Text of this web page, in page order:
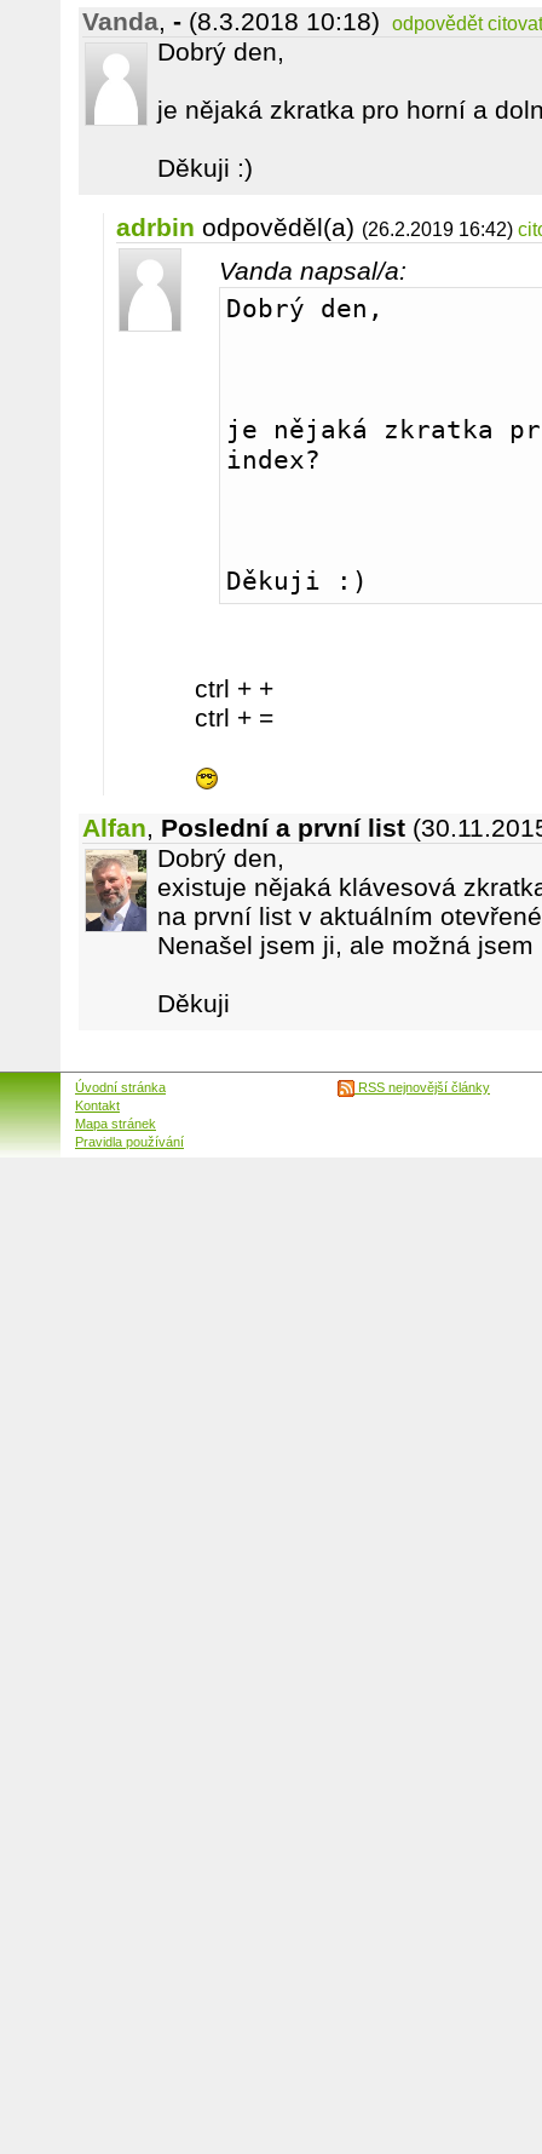
Vanda, - (8.3.2018 10:18) odpovědět citovat
Dobrý den,
je nějaká zkratka pro horní a
Děkuji :)
adrbin odpověděl(a) (26.2.2019 16:42)
Vanda napsal/a:
Dobrý den,
je nějaká zkratka
index?
Děkuji :)
ctrl + +
ctrl + =
Alfan, Poslední a první list
Dobrý den,
existuje nějaká klávesová
na první list v aktuálním
Nenašel jsem ji, ale možná jsem
Děkuji
Úvodní stránka
Kontakt
Mapa stránek
Pravidla používání
RSS nejnovější články